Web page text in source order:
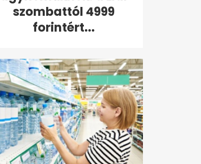
szombattól 4999
forintért...